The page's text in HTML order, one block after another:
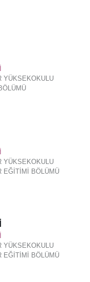
YÜKSEKOKULU
YÜKSEKOKULU
EĞİTİMİ BÖLÜMÜ
YÜKSEKOKULU
EĞİTİMİ BÖLÜMÜ